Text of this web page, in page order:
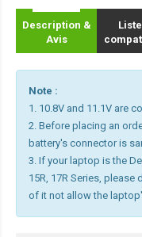
Description &
Avis
Note :
1. 10.8V and 11.1V are
2. Before placing an
battery's connector is
3. If your laptop is the
15R, 17R Series,
of it not allow the